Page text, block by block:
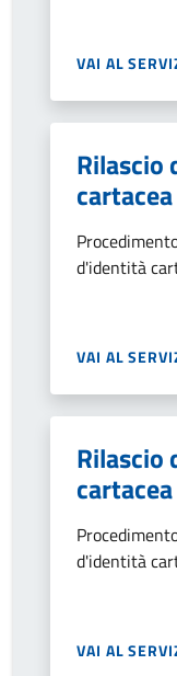
VAI AL
Rilascio
d'identità
VAI AL
Rilascio
d'identità
VAI AL